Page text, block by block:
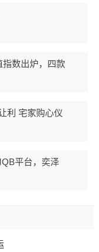
指数出炉，四款
利 宅家购心仪
平台，奕泽